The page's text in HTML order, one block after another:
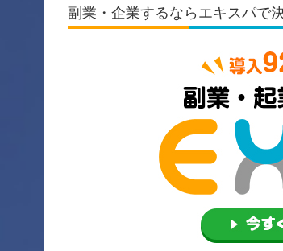
副業・企業するならエキスパで